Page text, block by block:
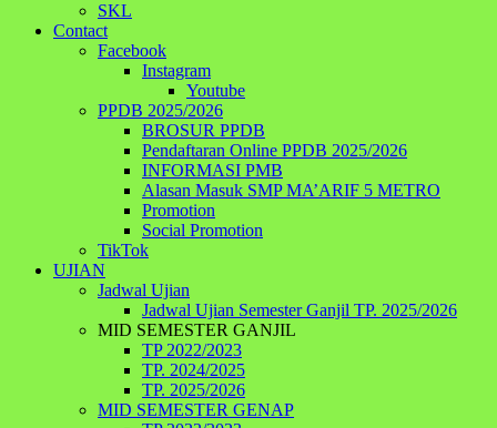
SKL
Contact
Facebook
Instagram
Youtube
PPDB 2025/2026
BROSUR PPDB
Pendaftaran Online PPDB 2025/2026
INFORMASI PMB
Alasan Masuk SMP MA’ARIF 5 METRO
Promotion
Social Promotion
TikTok
UJIAN
Jadwal Ujian
Jadwal Ujian Semester Ganjil TP. 2025/2026
MID SEMESTER GANJIL
TP 2022/2023
TP. 2024/2025
TP. 2025/2026
MID SEMESTER GENAP